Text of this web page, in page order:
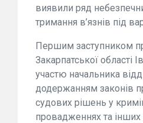
виявили ряд
тримання в’язнів під
Першим заступником
Закарпатської
участю начальника
додержанням законів
судових рішень у
провадженнях та інших